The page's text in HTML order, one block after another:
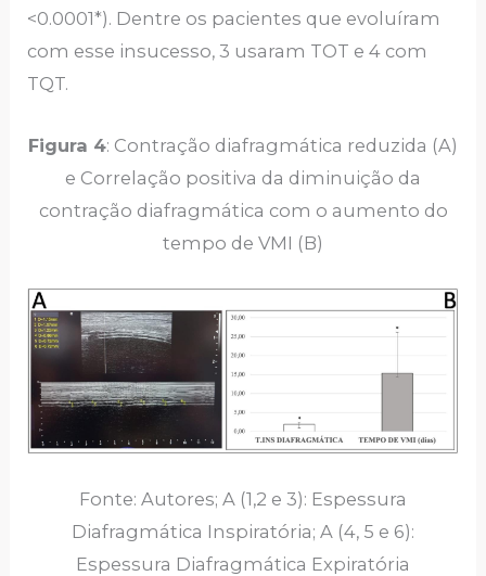
<0.0001*). Dentre os pacientes que evoluíram
com esse insucesso, 3 usaram TOT e 4 com
TQT.
Figura 4: Contração diafragmática reduzida (A)
e Correlação positiva da diminuição da
contração diafragmática com o aumento do
tempo de VMI (B)
Fonte: Autores; A (1,2 e 3): Espessura
Diafragmática Inspiratória; A (4, 5 e 6):
Espessura Diafragmática Expiratória